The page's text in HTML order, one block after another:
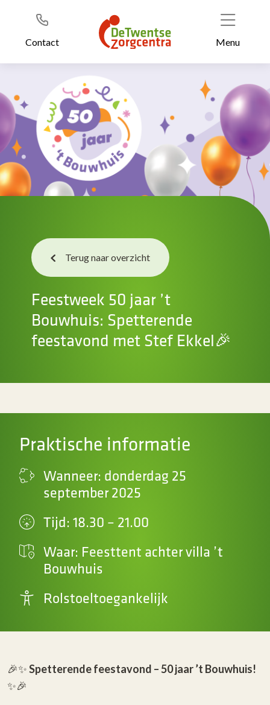
Header
Contact Menu
Terug naar overzicht
Feestweek 50 jaar ’t
Bouwhuis: Spetterende
feestavond met Stef Ekkel🎉
Praktische informatie
Wanneer: donderdag 25
september 2025
Tijd: 18.30 – 21.00
Waar: Feesttent achter villa ’t
Bouwhuis
Rolstoeltoegankelijk
🎉✨Spetterende feestavond – 50 jaar ’t Bouwhuis!
✨🎉